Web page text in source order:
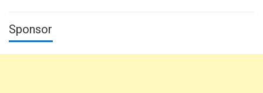
Sponsor